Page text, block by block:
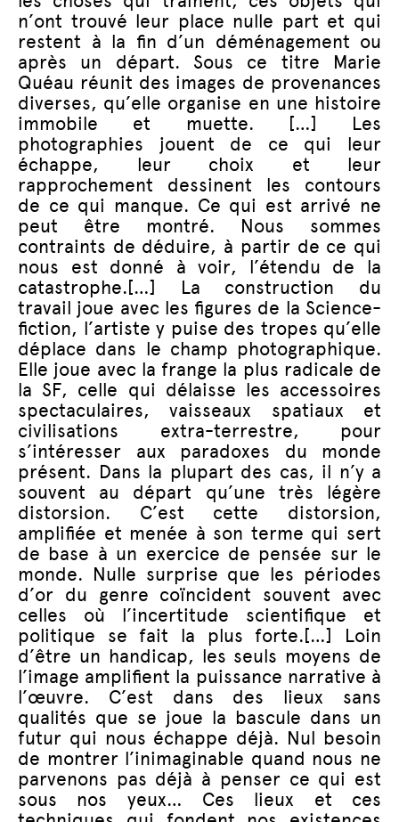
n’ont trouvé leur place nulle part et qui
restent à la fin d’un déménagement ou
après un départ. Sous ce titre Marie
Quéau réunit des images de provenances
diverses, qu’elle organise en une histoire
immobile et muette. […] Les
photographies jouent de ce qui leur
échappe, leur choix et leur
rapprochement dessinent les contours
de ce qui manque. Ce qui est arrivé ne
peut être montré. Nous sommes
contraints de déduire, à partir de ce qui
nous est donné à voir, l’étendu de la
catastrophe.[…] La construction du
travail joue avec les figures de la Science-
fiction, l’artiste y puise des tropes qu’elle
déplace dans le champ photographique.
Elle joue avec la frange la plus radicale de
la SF, celle qui délaisse les accessoires
spectaculaires, vaisseaux spatiaux et
civilisations extra-terrestre, pour
s’intéresser aux paradoxes du monde
présent. Dans la plupart des cas, il n’y a
souvent au départ qu’une très légère
distorsion. C’est cette distorsion,
amplifiée et menée à son terme qui sert
de base à un exercice de pensée sur le
monde. Nulle surprise que les périodes
d’or du genre coïncident souvent avec
celles où l’incertitude scientifique et
politique se fait la plus forte.[…] Loin
d’être un handicap, les seuls moyens de
l’image amplifient la puissance narrative à
l’œuvre. C’est dans des lieux sans
qualités que se joue la bascule dans un
futur qui nous échappe déjà. Nul besoin
de montrer l’inimaginable quand nous ne
parvenons pas déjà à penser ce qui est
sous nos yeux… Ces lieux et ces